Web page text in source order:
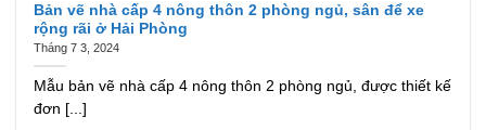
Bản vẽ nhà cấp 4 nông thôn 2 phòng ngủ, sân để xe
rộng rãi ở Hải Phòng
Tháng 7 3, 2024
Mẫu bản vẽ nhà cấp 4 nông thôn 2 phòng ngủ, được thiết kế
đơn [...]